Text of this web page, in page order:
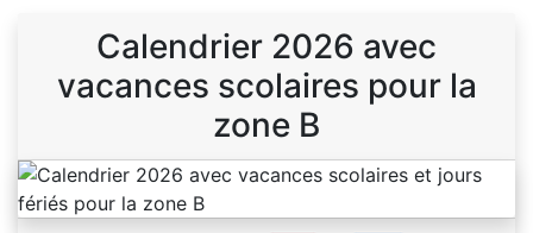
Calendrier 2026 avec
vacances scolaires pour la
zone B